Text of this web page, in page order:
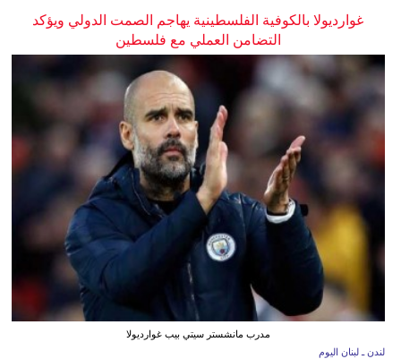
غوارديولا بالكوفية الفلسطينية يهاجم الصمت الدولي ويؤكد
التضامن العملي مع فلسطين
مدرب مانشستر سيتي بيب غوارديولا
لندن ـ لبنان اليوم